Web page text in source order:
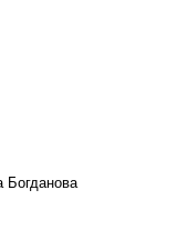
Богданова